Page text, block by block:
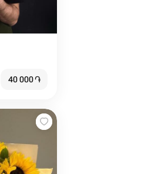
40 000֏